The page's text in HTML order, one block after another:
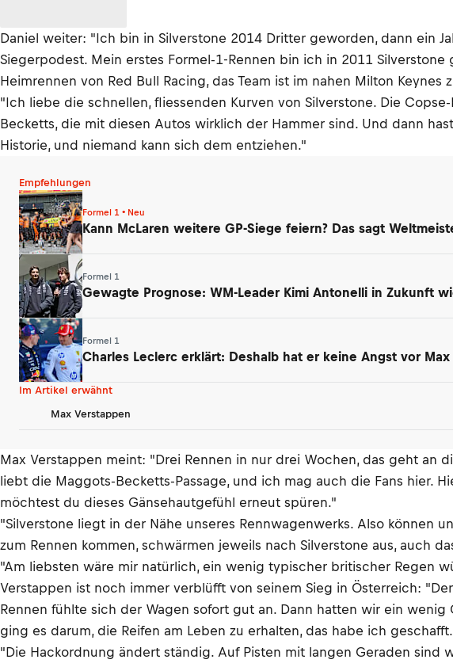
Daniel weiter: "Ich bin in Silverstone 2014 Dritter geworden, dann ein
Siegerpodest. Mein erstes Formel-1-Rennen bin ich in 2011
Heimrennen von Red Bull Racing, das Team ist im nahen Milton Keynes
"Ich liebe die schnellen, fliessenden Kurven von Silverstone. Die
Becketts, die mit diesen Autos wirklich der Hammer sind. Und dann
Historie, und niemand kann sich dem entziehen."
Empfehlungen
Formel 1 • Neu
Kann McLaren weitere GP-Siege feiern? Das sagt
Formel 1
Gewagte Prognose: WM-Leader Kimi Antonelli in Zukunft
Formel 1
Charles Leclerc erklärt: Deshalb hat er keine Angst vor Max
Im Artikel erwähnt
Max Verstappen
Max Verstappen meint: "Drei Rennen in nur drei Wochen, das geht an
liebt die Maggots-Becketts-Passage, und ich mag auch die Fans hier.
möchtest du dieses Gänsehautgefühl erneut spüren."
"Silverstone liegt in der Nähe unseres Rennwagenwerks. Also können
zum Rennen kommen, schwärmen jeweils nach Silverstone aus, auch
"Am liebsten wäre mir natürlich, ein wenig typischer britischer Regen
Verstappen ist noch immer verblüfft von seinem Sieg in Österreich:
Rennen fühlte sich der Wagen sofort gut an. Dann hatten wir ein
ging es darum, die Reifen am Leben zu erhalten, das habe ich
"Die Hackordnung ändert ständig. Auf Pisten mit langen Geraden sind